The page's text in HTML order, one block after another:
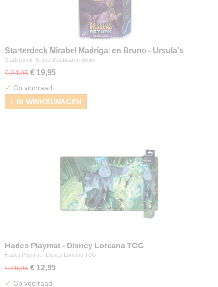
Starterdeck Mirabel Madrigal en Bruno - Ursula's
Return
Starterdeck Mirabel Madrigal en Bruno
€ 24,95 € 19,95
✓ Op voorraad
IN WINKELWAGEN
Hades Playmat - Disney Lorcana TCG
Hades Playmat - Disney Lorcana TCG
€ 19,95 € 12,95
✓ Op voorraad